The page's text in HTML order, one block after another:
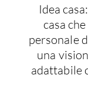
Consigli
Attrezzature
Idea
casa
personale
una
adattabile